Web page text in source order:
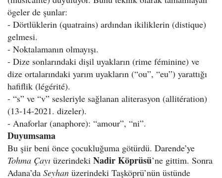
ögeler de şunlar:
- Dörtlüklerin (quatrains) ardından ikiliklerin (distique)
gelmesi.
- Noktalamanın olmayışı.
- Dize sonlarındaki dişil uyakların (rime féminine) ve
dize ortalarındaki yarım uyakların (“ou”, “eu”) yarattığı
hafiflik (légérité).
- “s” ve “v” sesleriyle sağlanan aliterasyon (allitération)
(13-14-2021. dizeler).
- Anaforlar (anaphore): “amour”, “ni”.
Duyumsama
Bu şiir beni önce çocukluğuma götürdü. Darende’ye
Tohma Çayı üzerindeki Nadir Köprüsü’ne gittim. Sonra
Adana’da Seyhan üzerindeki Taşköprü’nün üstünde